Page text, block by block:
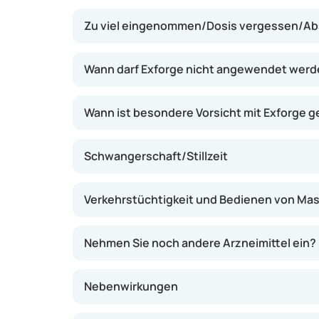
erhöhen. Dadurch können sich die
und Beschwerden wie Kopfschmerzen,
Die Wirkung ist in der Regel nach einigen
Zu viel eingenommen/Dosis vergessen/
Wann darf Exforge nicht angewendet
Wann ist besondere Vorsicht mit Exforge
Schwangerschaft/Stillzeit
Verkehrstüchtigkeit und Bedienen von
Nehmen Sie noch andere Arzneimittel ein?
Nebenwirkungen